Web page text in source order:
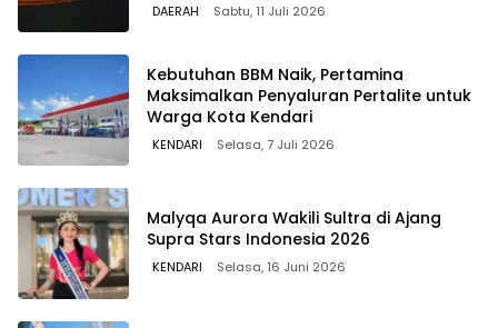
DAERAH Sabtu, 11 Juli 2026
Kebutuhan BBM Naik, Pertamina
Maksimalkan Penyaluran Pertalite untuk
Warga Kota Kendari
KENDARI Selasa, 7 Juli 2026
Malyqa Aurora Wakili Sultra di Ajang
Supra Stars Indonesia 2026
KENDARI Selasa, 16 Juni 2026